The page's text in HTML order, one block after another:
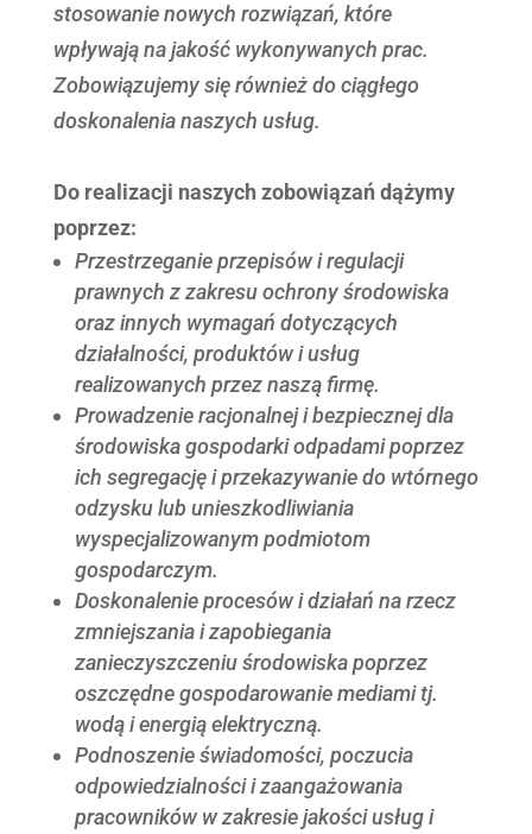
stosowanie nowych rozwiązań, które
wpływają na jakość wykonywanych prac.
Zobowiązujemy się również do ciągłego
doskonalenia naszych usług.
Do realizacji naszych zobowiązań dążymy
poprzez:
Przestrzeganie przepisów i regulacji
prawnych z zakresu ochrony środowiska
oraz innych wymagań dotyczących
działalności, produktów i usług
realizowanych przez naszą firmę.
Prowadzenie racjonalnej i bezpiecznej dla
środowiska gospodarki odpadami poprzez
ich segregację i przekazywanie do wtórnego
odzysku lub unieszkodliwiania
wyspecjalizowanym podmiotom
gospodarczym.
Doskonalenie procesów i działań na rzecz
zmniejszania i zapobiegania
zanieczyszczeniu środowiska poprzez
oszczędne gospodarowanie mediami tj.
wodą i energią elektryczną.
Podnoszenie świadomości, poczucia
odpowiedzialności i zaangażowania
pracowników w zakresie jakości usług i